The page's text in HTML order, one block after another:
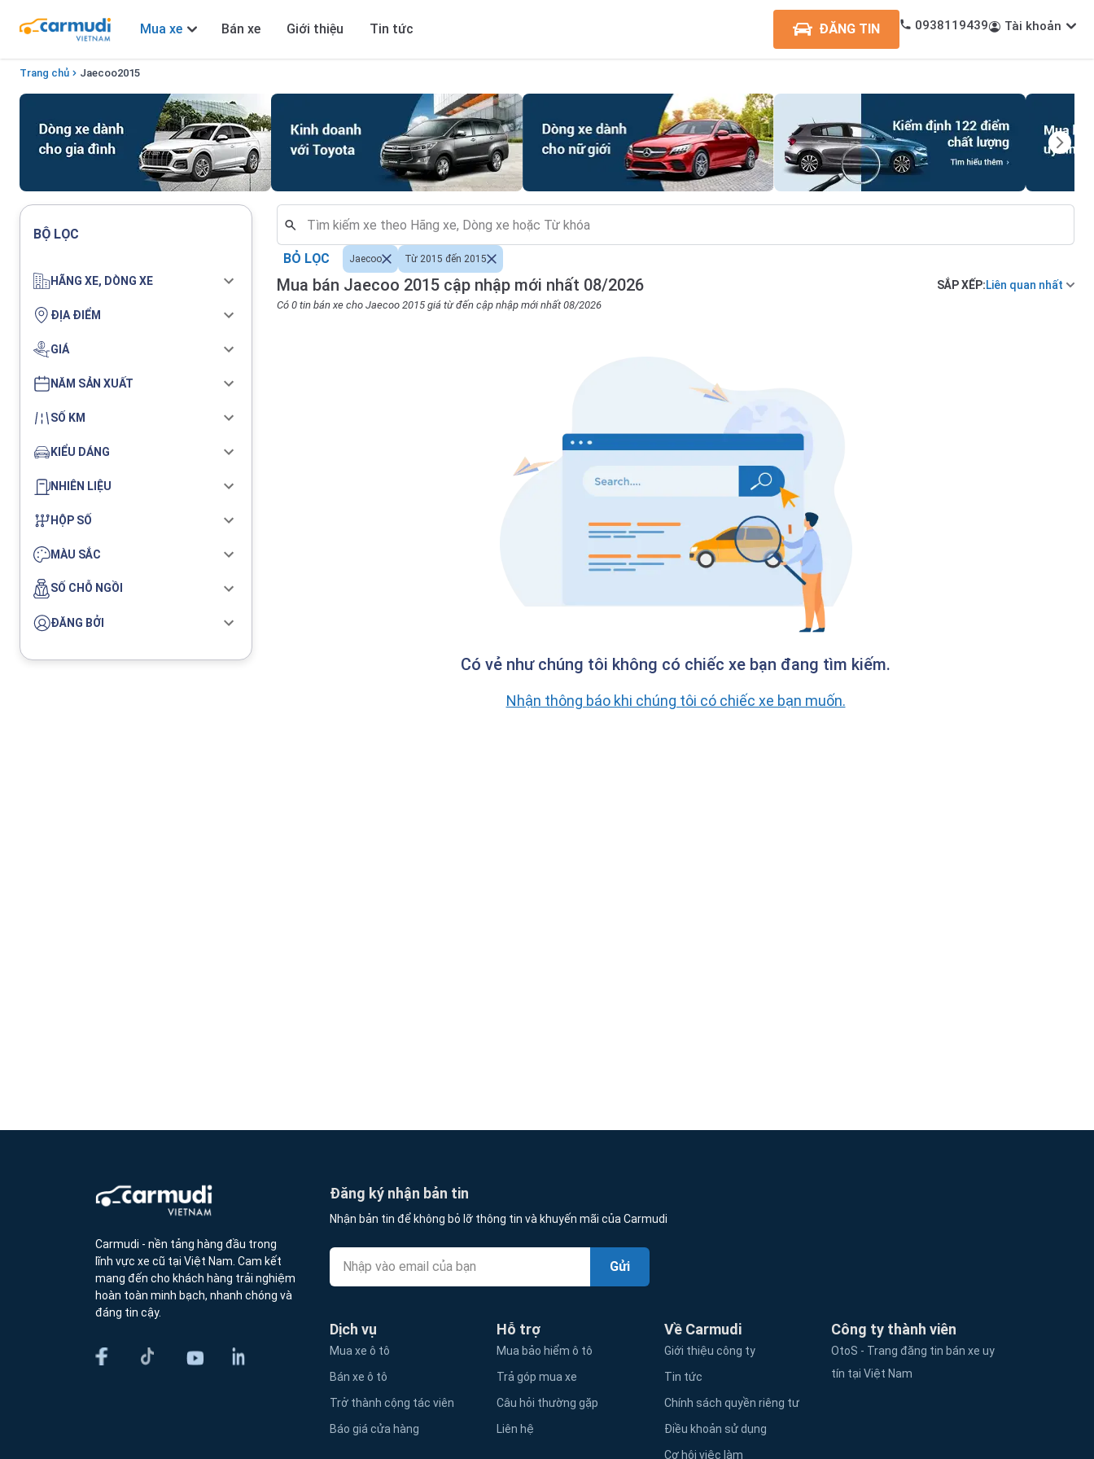
Mua xe Bán xe Giới thiệu Tin tức ĐĂNG TIN 0938119439 Tài khoản
Trang chủ Jaecoo2015
BỘ LỌC
HÃNG XE, DÒNG XE
ĐỊA ĐIỂM
GIÁ
NĂM SẢN XUẤT
SỐ KM
KIỂU DÁNG
NHIÊN LIỆU
HỘP SỐ
MÀU SẮC
SỐ CHỖ NGỒI
ĐĂNG BỞI
Mua bán Jaecoo 2015 cập nhập mới nhất 08/2026 SẮP XẾP:Liên quan nhất
Có 0 tin bán xe cho Jaecoo 2015 giá từ đến cập nhập mới nhất 08/2026
BỎ LỌC Jaecoo Từ 2015 đến 2015
Có vẻ như chúng tôi không có chiếc xe bạn đang tìm kiếm.
Nhận thông báo khi chúng tôi có chiếc xe bạn muốn.
Carmudi - nền tảng hàng đầu trong
lĩnh vực xe cũ tại Việt Nam. Cam kết
mang đến cho khách hàng trải nghiệm
hoàn toàn minh bạch, nhanh chóng và
đáng tin cậy.
Đăng ký nhận bản tin
Nhận bản tin để không bỏ lỡ thông tin và khuyến mãi của Carmudi
Gửi
Dịch vụ
Mua xe ô tô
Bán xe ô tô
Trở thành cộng tác viên
Báo giá cửa hàng
Hỗ trợ
Mua bảo hiểm ô tô
Trả góp mua xe
Câu hỏi thường gặp
Liên hệ
Về Carmudi
Giới thiệu công ty
Tin tức
Chính sách quyền riêng tư
Điều khoản sử dụng
Cơ hội việc làm
Công ty thành viên
OtoS - Trang đăng tin bán xe uy
tín tại Việt Nam